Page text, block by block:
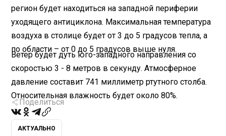
регион будет находиться на западной периферии
уходящего антициклона. Максимальная температура
воздуха в столице будет от 3 до 5 градусов тепла, а
по области – от 0 до 5 градусов выше нуля.
Ветер будет дуть юго-западного направления со
скоростью 3 - 8 метров в секунду. Атмосферное
давление составит 741 миллиметр ртутного столба.
Относительная влажность будет около 80%.
Поделиться
АКТУАЛЬНО